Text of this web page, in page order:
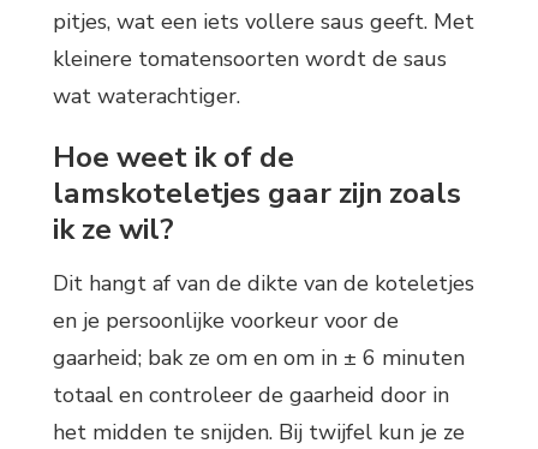
pitjes, wat een iets vollere saus geeft. Met
kleinere tomatensoorten wordt de saus
wat waterachtiger.
Hoe weet ik of de
lamskoteletjes gaar zijn zoals
ik ze wil?
Dit hangt af van de dikte van de koteletjes
en je persoonlijke voorkeur voor de
gaarheid; bak ze om en om in ± 6 minuten
totaal en controleer de gaarheid door in
het midden te snijden. Bij twijfel kun je ze